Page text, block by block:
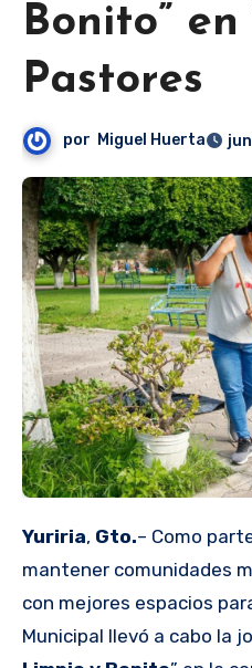
Bonito”
Pastores
por Miguel Huerta
Yuriria, Gto.– Como
mantener comunidades
con mejores espacios
Municipal llevó a cabo la